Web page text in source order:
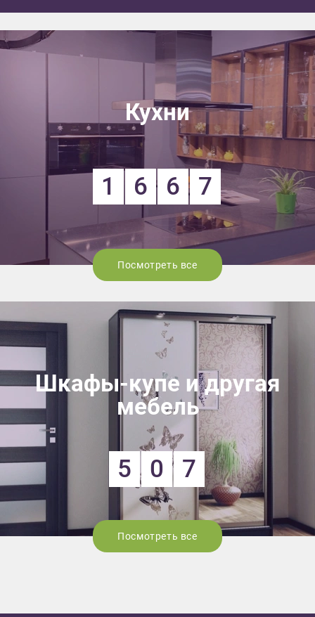
Кухни
1 6 6 7
Посмотреть все
Шкафы-купе и другая
мебель
5 0 7
Посмотреть все